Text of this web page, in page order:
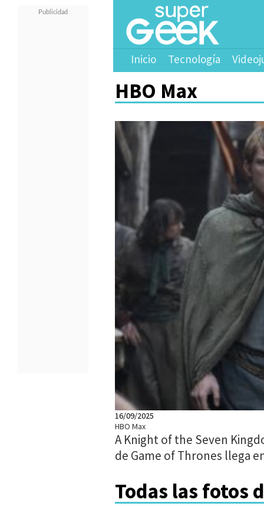
Inicio Tecnología
HBO Max
16/09/2025
HBO Max
A Knight of the Seven
de Game of Thrones llega
Todas las fotos